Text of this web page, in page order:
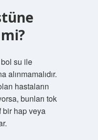
su ile
alınmamalıdır.
hastaların
bunları tok
bir hap veya